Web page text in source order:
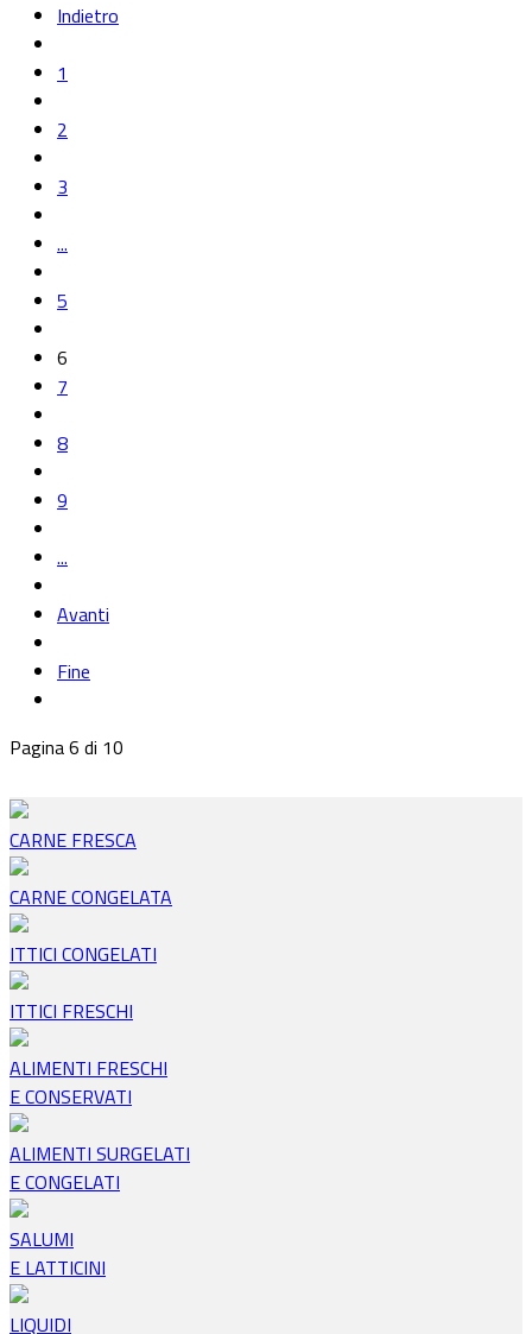
Indietro
1
2
3
...
5
6
7
8
9
...
Avanti
Fine
Pagina 6 di 10
CARNE FRESCA
CARNE CONGELATA
ITTICI CONGELATI
ITTICI FRESCHI
ALIMENTI FRESCHI
E CONSERVATI
ALIMENTI SURGELATI
E CONGELATI
SALUMI
E LATTICINI
LIQUIDI